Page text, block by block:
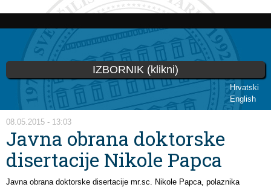
Skip to
content
Hrvatski
English
IZBORNIK (klikni)
You are here
08.05.2015 - 13:03
Javna obrana doktorske
disertacije Nikole Papca
Javna obrana doktorske disertacije mr.sc. Nikole Papca, polaznika